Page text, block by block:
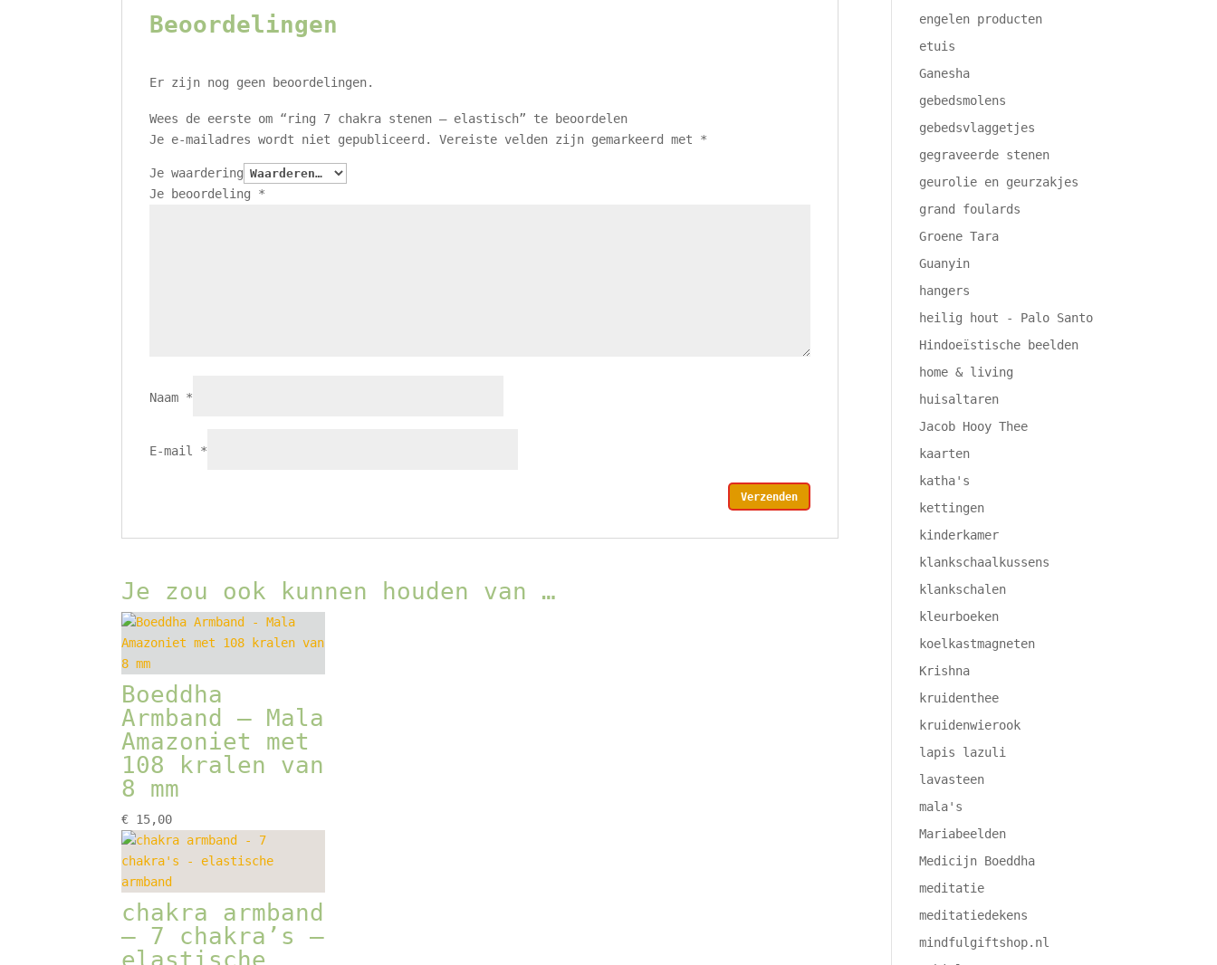
Beoordelingen
Er zijn nog geen beoordelingen.
Wees de eerste om “ring 7 chakra stenen – elastisch” te beoordelen
Je e-mailadres wordt niet gepubliceerd.
Vereiste velden zijn gemarkeerd met *
Je waardering
Je beoordeling *
Naam *
E-mail *
Je zou ook kunnen houden van …
Boeddha
Armband – Mala
Amazoniet met
108 kralen van
8 mm
€ 15,00
chakra armband
– 7 chakra’s –
engelen producten
etuis
Ganesha
gebedsmolens
gebedsvlaggetjes
gegraveerde stenen
geurolie en geurzakjes
grand foulards
Groene Tara
Guanyin
hangers
heilig hout - Palo Santo
Hindoeïstische beelden
home & living
huisaltaren
Jacob Hooy Thee
kaarten
katha's
kettingen
kinderkamer
klankschaalkussens
klankschalen
kleurboeken
koelkastmagneten
Krishna
kruidenthee
kruidenwierook
lapis lazuli
lavasteen
mala's
Mariabeelden
Medicijn Boeddha
meditatie
meditatiedekens
mindfulgiftshop.nl